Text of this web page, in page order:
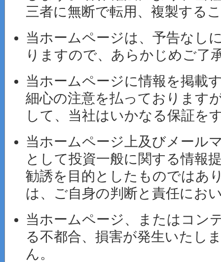
三者に無断で転用、複製する
当ホームページは、予告なし
りますので、あらかじめご了
当ホームページに情報を掲載
細心の注意を払っております
して、当社はいかなる保証を
当ホームページ上及びメール
として投資一般に関する情報
勧誘を目的としたものではあ
は、ご自身の判断と責任にお
当ホームページ、またはコン
る不都合、損害が発生いたし
ん。